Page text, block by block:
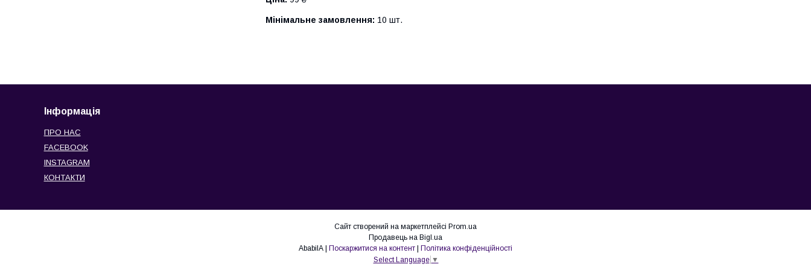
Мінімальне замовлення: 10 шт.
Інформація
ПРО НАС
FACEBOOK
INSTAGRAM
КОНТАКТИ
Сайт створений на маркетплейсі Prom.ua
Продавець на Bigl.ua
AbabilA | Поскаржитися на контент | Політика конфіденційності
Select Language ▼